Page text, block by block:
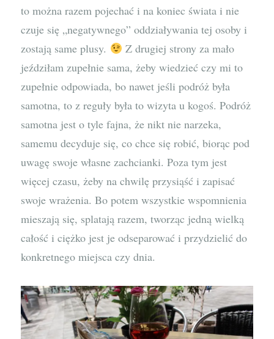
to można razem pojechać i na koniec świata i nie
czuje się „negatywnego” oddziaływania tej osoby i
zostają same plusy.
Z drugiej strony za mało
jeździłam zupełnie sama, żeby wiedzieć czy mi to
zupełnie odpowiada, bo nawet jeśli podróż była
samotna, to z reguły była to wizyta u kogoś. Podróż
samotna jest o tyle fajna, że nikt nie narzeka,
samemu decyduje się, co chce się robić, biorąc pod
uwagę swoje własne zachcianki. Poza tym jest
więcej czasu, żeby na chwilę przysiąść i zapisać
swoje wrażenia. Bo potem wszystkie wspomnienia
mieszają się, splatają razem, tworząc jedną wielką
całość i ciężko jest je odseparować i przydzielić do
konkretnego miejsca czy dnia.